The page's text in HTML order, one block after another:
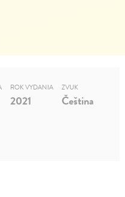
ROK VYDANIA
2021
ZVUK
Čeština